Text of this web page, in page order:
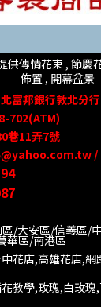
供傳情花束 , 節慶
佈置 , 開幕盆景
富邦銀行敦北分行
702(ATM)
巷11弄7號
區/大安區/信義區/
華區/南港區
花店,高雄花店,
教學,玫瑰,白玫